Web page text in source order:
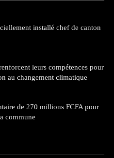
installé chef de canton
leurs compétences pour
au changement climatique
de 270 millions FCFA pour
commune